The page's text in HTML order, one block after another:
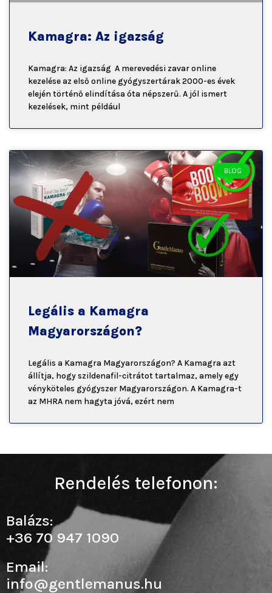
Kamagra: Az igazság
Kamagra: Az igazság A merevedési zavar online
kezelése az első online gyógyszertárak 2000-es évek
elején történő elindítása óta népszerű. A jól ismert
kezelések, mint például
BLOG
Legális a Kamagra
Magyarországon?
Legális a Kamagra Magyarországon? A Kamagra azt
állítja, hogy szildenafil-citrátot tartalmaz, amely egy
vényköteles gyógyszer Magyarországon. A Kamagra-t
az MHRA nem hagyta jóvá, ezért nem
Rendelés telefonon:
Balázs:
+36 70 947 1090
Email:
info@gentlemanus.hu